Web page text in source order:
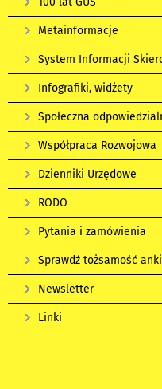
Metainformacje
System Informacji
Infografiki, widżety
Społeczna
Współpraca Rozwojowa
Dzienniki Urzędowe
RODO
Pytania i zamówienia
Sprawdź tożsamość
Newsletter
Linki